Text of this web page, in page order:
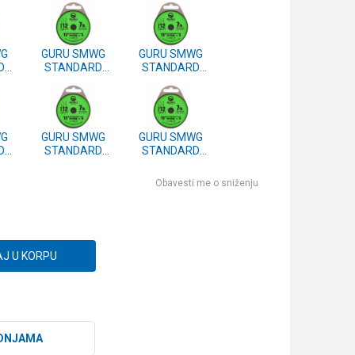
GURU SMWG
STANDARD
14 0.19mm
(GRR174)
GURU SMWG
STANDARD
14 0.17mm
(GRR175)
GURU SMWG
STANDARD
GURU SMWG
STANDARD
10 0.19mm
Obavesti me o sniženju
U KORPU